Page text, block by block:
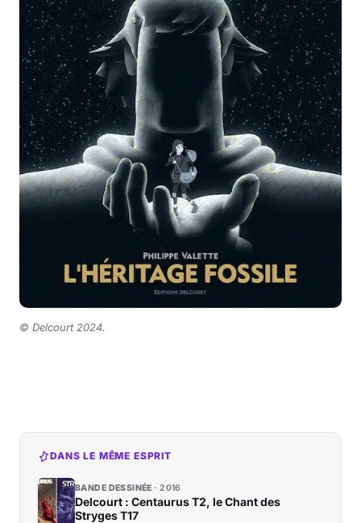
© Delcourt 2024.
DANS LE MÊME ESPRIT
BANDE DESSINÉE 2016
Delcourt : Centaurus T2, le Chant des
Stryges T17